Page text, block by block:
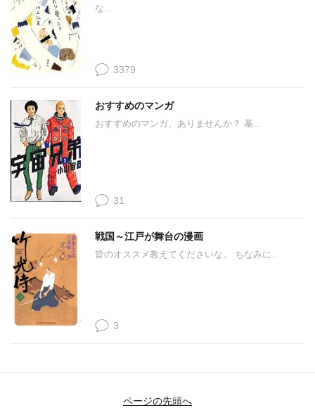
な...
3379
おすすめのマンガ
おすすめのマンガ、ありませんか？ 基...
31
戦国～江戸が舞台の漫画
皆のオススメ教えてくださいな。 ちなみに...
3
ページの先頭へ